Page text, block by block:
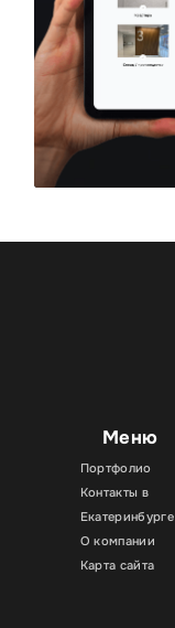
Меню
Портфолио
Контакты в
Екатеринбурге
О компании
Карта сайта